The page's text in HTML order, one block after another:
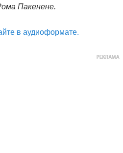
Пакенене.
в аудиоформате.